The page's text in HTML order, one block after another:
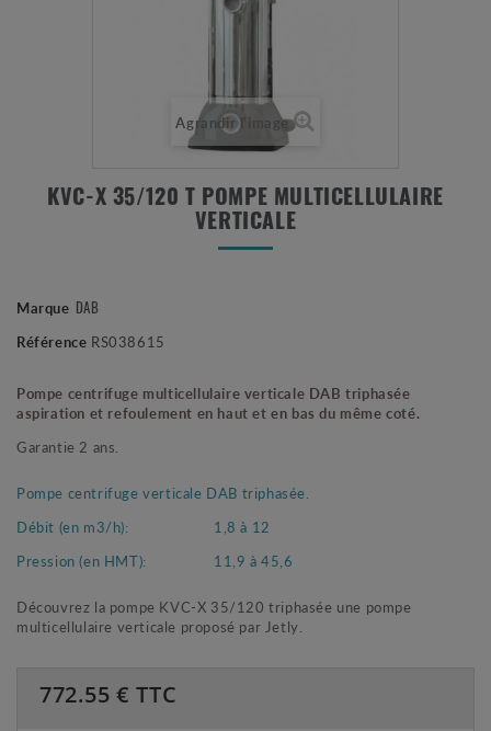
Agrandir l'image
KVC-X 35/120 T POMPE MULTICELLULAIRE
VERTICALE
Marque DAB
Référence RS038615
Pompe centrifuge multicellulaire verticale DAB triphasée
aspiration et refoulement en haut et en bas du même coté.
Garantie 2 ans.
Pompe centrifuge verticale DAB triphasée.
Débit (en m3/h):
1,8 à 12
Pression (en HMT):
11,9 à 45,6
Découvrez la pompe KVC-X 35/120 triphasée une pompe
multicellulaire verticale proposé par Jetly.
772.55 € TTC